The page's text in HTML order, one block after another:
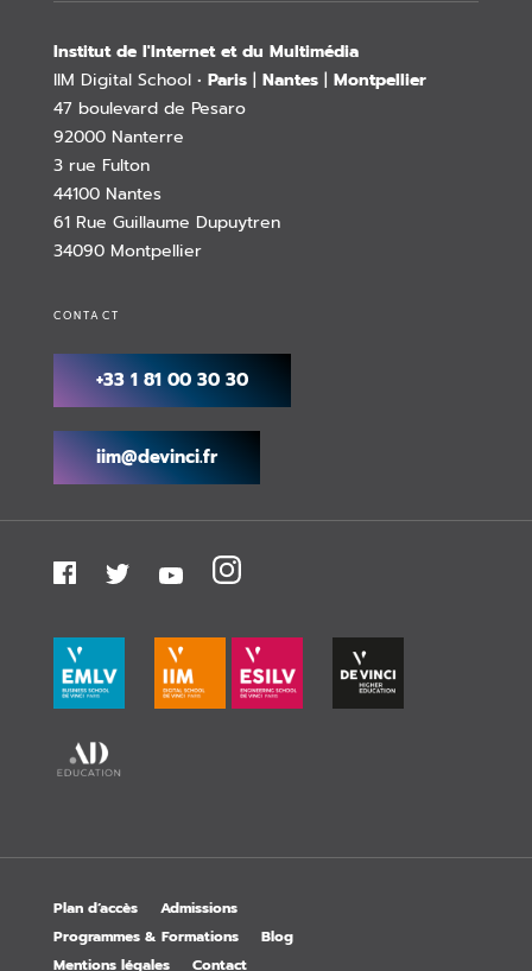
Institut de l'Internet et du Multimédia
IIM Digital School • Paris | Nantes | Montpellier
47 boulevard de Pesaro
92000 Nanterre
3 rue Fulton
44100 Nantes
61 Rue Guillaume Dupuytren
34090 Montpellier
CONTACT
+33 1 81 00 30 30
iim@devinci.fr
Plan d’accès
Admissions
Programmes & Formations
Blog
Mentions légales
Contact